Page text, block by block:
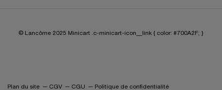
© Lancôme 2025 Minicart .c-minicart-icon__link { color: #700A2F; }
Plan du site CGV CGU
Politique de confidentialité